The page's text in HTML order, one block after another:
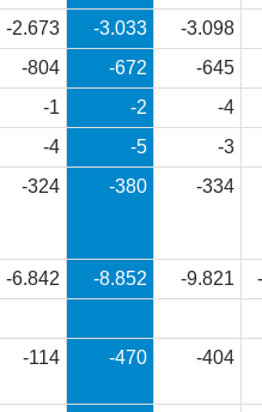
-2.673 -3.033
-3.098
-804 -672
-645
-1 -2
-4
-4 -5
-3
-324 -380 -334
-6.842 -8.852 -9.821
-114 -470 -404